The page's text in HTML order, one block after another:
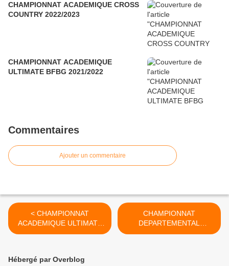
CHAMPIONNAT ACADEMIQUE CROSS
COUNTRY 2022/2023
CHAMPIONNAT ACADEMIQUE
ULTIMATE BFBG 2021/2022
Commentaires
Ajouter un commentaire
< CHAMPIONNAT
ACADEMIQUE ULTIMATE
2022/2023
CHAMPIONNAT
DEPARTEMENTAL
GYMNASTIQUE
Hébergé par Overblog